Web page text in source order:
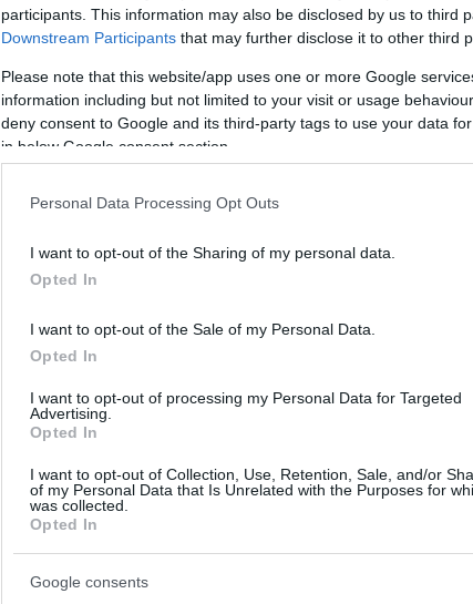
participants. This information may also be disclosed by us to third
Downstream Participants that may further disclose it to other third
Please note that this website/app uses one or more Google
information including but not limited to your visit or usage
deny consent to Google and its third-party tags to use your data
in below Google consent section.
Personal Data Processing Opt Outs
I want to opt-out of the Sharing of my personal data.
Opted In
I want to opt-out of the Sale of my Personal Data.
Opted In
I want to opt-out of processing my Personal Data for Targeted
Advertising.
Opted In
I want to opt-out of Collection, Use, Retention, Sale, and/or
of my Personal Data that Is Unrelated with the Purposes for
was collected.
Opted In
Google consents